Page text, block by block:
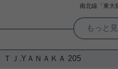
連絡お待ちし
南北線 「 東大
根津駅前センター（実用根津ホーム
ッフ小西
ペット飼
円、2匹目
ＴＪ.YＡＮＡＫＡ 205